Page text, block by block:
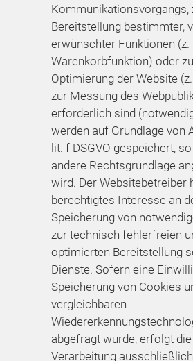
Kommunikationsvorgangs,
Bereitstellung bestimmter,
erwünschter Funktionen (z.
Warenkorbfunktion) oder
Optimierung der Website
zur Messung des
erforderlich sind
werden auf Grundlage von
lit. f DSGVO gespeichert,
andere Rechtsgrundlage
wird. Der Websitebetreiber
berechtigtes Interesse an
Speicherung von
zur technisch fehlerfreien
optimierten Bereitstellung
Dienste. Sofern eine
Speicherung von Cookies
vergleichbaren
abgefragt wurde, erfolgt die
Verarbeitung